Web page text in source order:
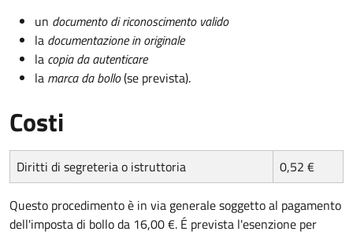
un documento di riconoscimento valido
la documentazione in originale
la copia da autenticare
la marca da bollo(se prevista).
Costi
Diritti di segreteria o istruttoria 0,52 €
Questo procedimento è in via generale soggetto al pagamento
dell'imposta di bollo da 16,00 €. É prevista l'esenzione per